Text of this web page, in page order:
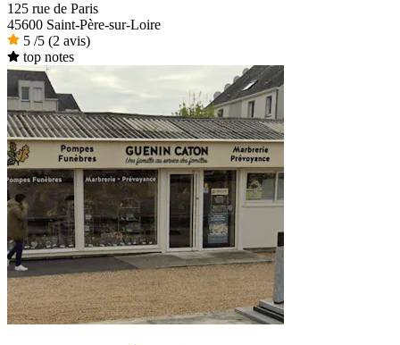
125 rue de Paris
45600 Saint-Père-sur-Loire
5 /5 (2 avis)
top notes